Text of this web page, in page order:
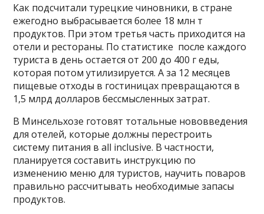
Как подсчитали турецкие чиновники, в стране
ежегодно выбрасывается более 18 млн т
продуктов. При этом третья часть приходится на
отели и рестораны. По статистике после каждого
туриста в день остается от 200 до 400 г еды,
которая потом утилизируется. А за 12 месяцев
пищевые отходы в гостиницах превращаются в
1,5 млрд долларов бессмысленных затрат.
В Минсельхозе готовят тотальные нововведения
для отелей, которые должны перестроить
систему питания в all inclusive. В частности,
планируется составить инструкцию по
изменению меню для туристов, научить поваров
правильно рассчитывать необходимые запасы
продуктов.